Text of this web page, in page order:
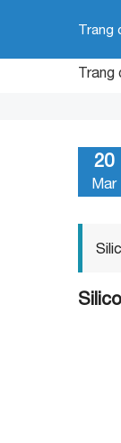
Trang
Trang
20
Mar